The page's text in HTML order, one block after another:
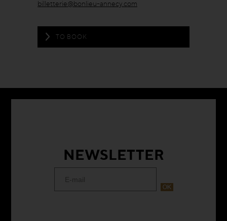
billetterie@bonlieu-annecy.com
TO BOOK
NEWSLETTER